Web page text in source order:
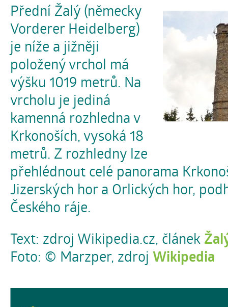
Přední Žalý (německy
Vorderer Heidelberg)
je níže a jižněji
položený vrchol má
výšku 1019 metrů. Na
vrcholu je jediná
kamenná rozhledna v
Krkonoších, vysoká 18
metrů. Z rozhledny lze
přehlédnout celé panorama
Jizerských hor a Orlických hor,
Českého ráje.
Text: zdroj Wikipedia.cz, článek
Foto: © Marzper, zdroj Wikipedia